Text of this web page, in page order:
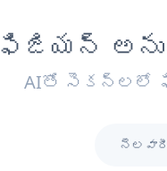
ఫిజియన్
AIతో సెకన్లలో
నెలవారీ